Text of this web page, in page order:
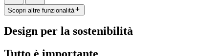
Scopri altre funzionalità
Design per la sostenibilità